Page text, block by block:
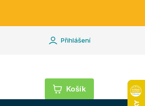
Přihlášení
Nákupní
košík